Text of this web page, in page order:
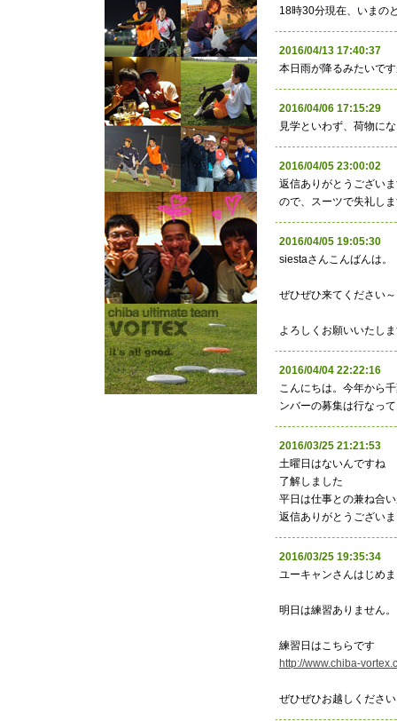
18時30分現在、いまの
2016/04/13
本日雨が降るみたいで
2016/04/06 17:15:29
見学といわず、荷物に
2016/04/05
返信ありがとうござい
ので、スーツで失礼し
2016/04/05 19:05:30
siestaさんこんばんは。
ぜひぜひ来てください
よろしくお願いいたし
2016/04/04
こんにちは。今年から
ンバーの募集は行なっ
2016/03/25 21:21:53
土曜日はないんですね
了解しました
平日は仕事との兼ね合
返信ありがとうござい
2016/03/25 19:35:34
ユーキャンさんはじめ
明日は練習ありません。
練習日はこちらです
http://www.chiba-
ぜひぜひお越しくださ